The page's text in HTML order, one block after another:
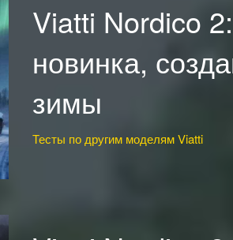
Viatti Nordico
новинка,
зимы
Тесты по другим моделям Viatti